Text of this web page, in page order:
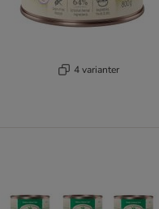
4 varianter